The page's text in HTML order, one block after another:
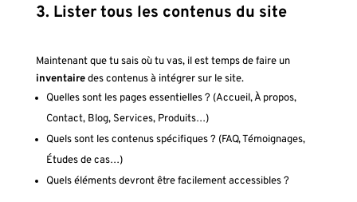
3. Lister tous les contenus du site
Maintenant que tu sais où tu vas, il est temps de faire un
inventairedes contenus à intégrer sur le site.
Quelles sont les pages essentielles ? (Accueil, À propos,
Contact, Blog, Services, Produits…)
Quels sont les contenus spécifiques ? (FAQ, Témoignages,
Études de cas…)
Quels éléments devront être facilement accessibles ?